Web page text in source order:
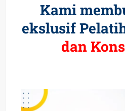
Kami
ekslusif
dan